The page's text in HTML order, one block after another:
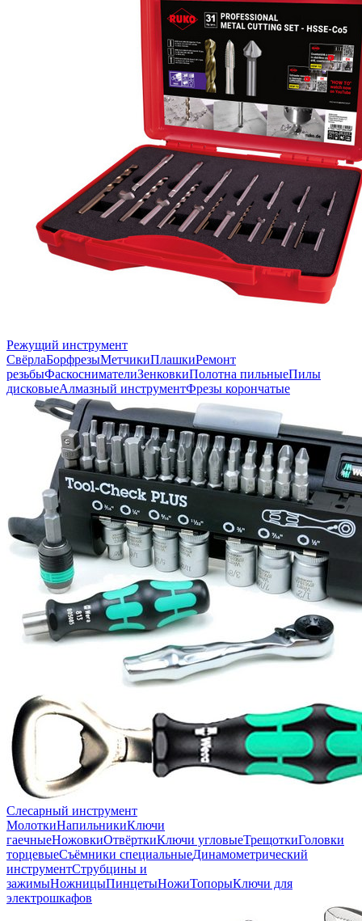
Режущий инструмент
СвёрлаБорфрезыМетчикиПлашкиРемонт
резьбыФаскоснимателиЗенковкиПолотна пильныеПилы
дисковыеАлмазный инструментФрезы корончатые
Слесарный инструмент
МолоткиНапильникиКлючи
гаечныеНожовкиОтвёрткиКлючи угловыеТрещоткиГоловки
торцевыеСъёмники специальныеДинамометрический
инструментСтрубцины и
зажимыНожницыПинцетыНожиТопорыКлючи для
электрошкафов